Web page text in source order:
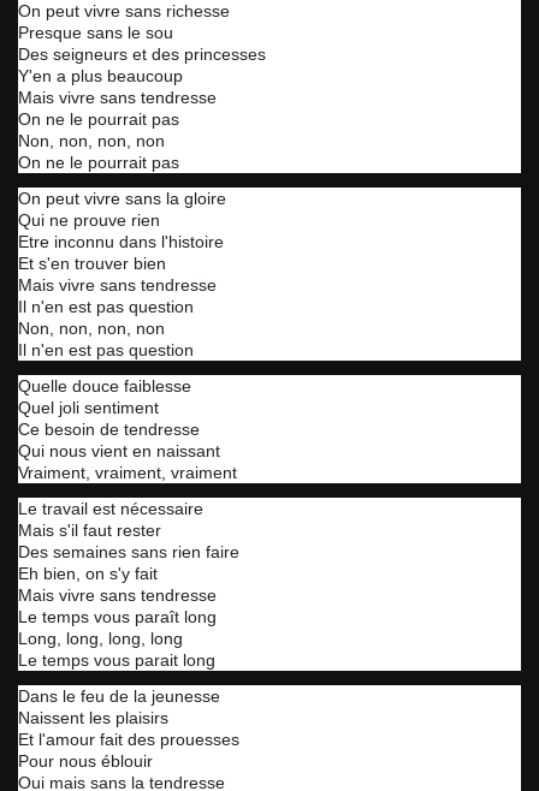
On peut vivre sans richesse
Presque sans le sou
Des seigneurs et des princesses
Y'en a plus beaucoup
Mais vivre sans tendresse
On ne le pourrait pas
Non, non, non, non
On ne le pourrait pas
On peut vivre sans la gloire
Qui ne prouve rien
Etre inconnu dans l'histoire
Et s'en trouver bien
Mais vivre sans tendresse
Il n'en est pas question
Non, non, non, non
Il n'en est pas question
Quelle douce faiblesse
Quel joli sentiment
Ce besoin de tendresse
Qui nous vient en naissant
Vraiment, vraiment, vraiment
Le travail est nécessaire
Mais s'il faut rester
Des semaines sans rien faire
Eh bien, on s'y fait
Mais vivre sans tendresse
Le temps vous paraît long
Long, long, long, long
Le temps vous parait long
Dans le feu de la jeunesse
Naissent les plaisirs
Et l'amour fait des prouesses
Pour nous éblouir
Oui mais sans la tendresse